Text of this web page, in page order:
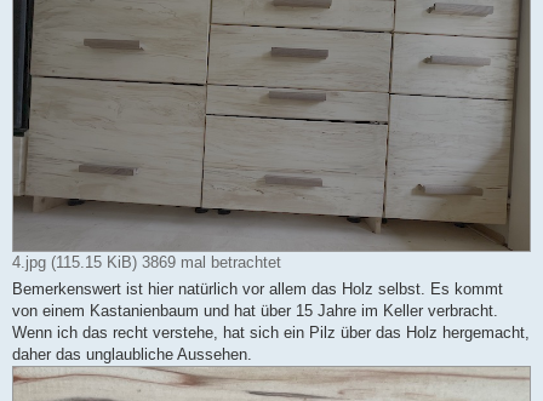
4.jpg (115.15 KiB) 3869 mal betrachtet
Bemerkenswert ist hier natürlich vor allem das Holz selbst. Es kommt
von einem Kastanienbaum und hat über 15 Jahre im Keller verbracht.
Wenn ich das recht verstehe, hat sich ein Pilz über das Holz hergemacht,
daher das unglaubliche Aussehen.